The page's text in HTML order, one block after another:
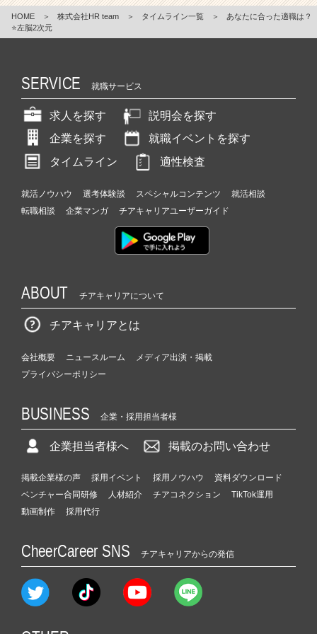
HOME ＞ 株式会社HR team ＞ タイムライン一覧 ＞
あなたに合った適職は？
⭐️左脳2次元
SERVICE 就職サービス
求人を探す
説明会を探す
企業を探す
就職イベントを探す
タイムライン
適性検査
就活ノウハウ 選考体験談 スペシャルコンテンツ
就活相談
転職相談
企業マンガ チアキャリアユーザーガイド
ABOUT チアキャリアについて
チアキャリアとは
会社概要 ニュースルーム
メディア出演・掲載
プライバシーポリシー
BUSINESS 企業・採用担当者様
企業担当者様へ 掲載のお問い合わせ
掲載企業様の声 採用イベント 採用ノウハウ
資料ダウンロード
ベンチャー合同研修
人材紹介 チアコネクション
TikTok運用
動画制作
採用代行
CheerCareer SNS チアキャリアからの発信